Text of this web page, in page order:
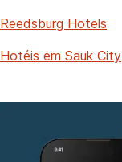
Reedsburg Hotels
Hotéis em Sauk City